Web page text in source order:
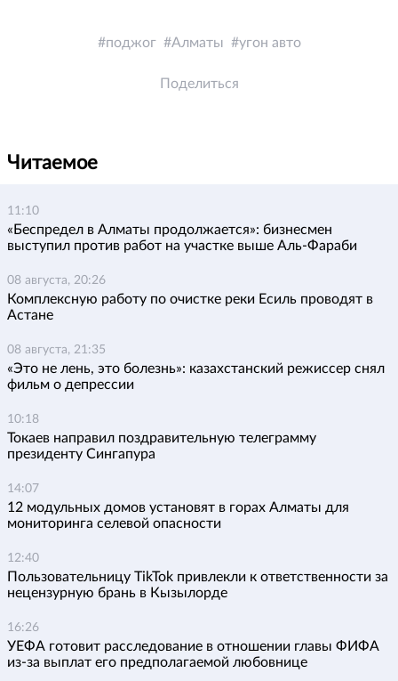
поджог Алматы угон авто
Поделиться
Читаемое
11:10
«Беспредел в Алматы продолжается»: бизнесмен
выступил против работ на участке выше Аль-Фараби
08 августа, 20:26
Комплексную работу по очистке реки Есиль проводят в
Астане
08 августа, 21:35
«Это не лень, это болезнь»: казахстанский режиссер снял
фильм о депрессии
10:18
Токаев направил поздравительную телеграмму
президенту Сингапура
14:07
12 модульных домов установят в горах Алматы для
мониторинга селевой опасности
12:40
Пользовательницу TikTok привлекли к ответственности за
нецензурную брань в Кызылорде
16:26
УЕФА готовит расследование в отношении главы ФИФА
из-за выплат его предполагаемой любовнице